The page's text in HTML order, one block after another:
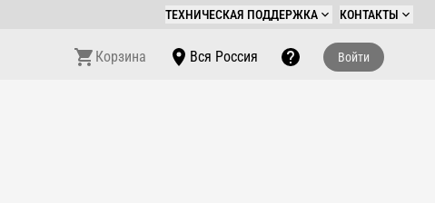
ТЕХНИЧЕСКАЯ ПОДДЕРЖКА КОНТАКТЫ
Корзина Вся Россия Войти